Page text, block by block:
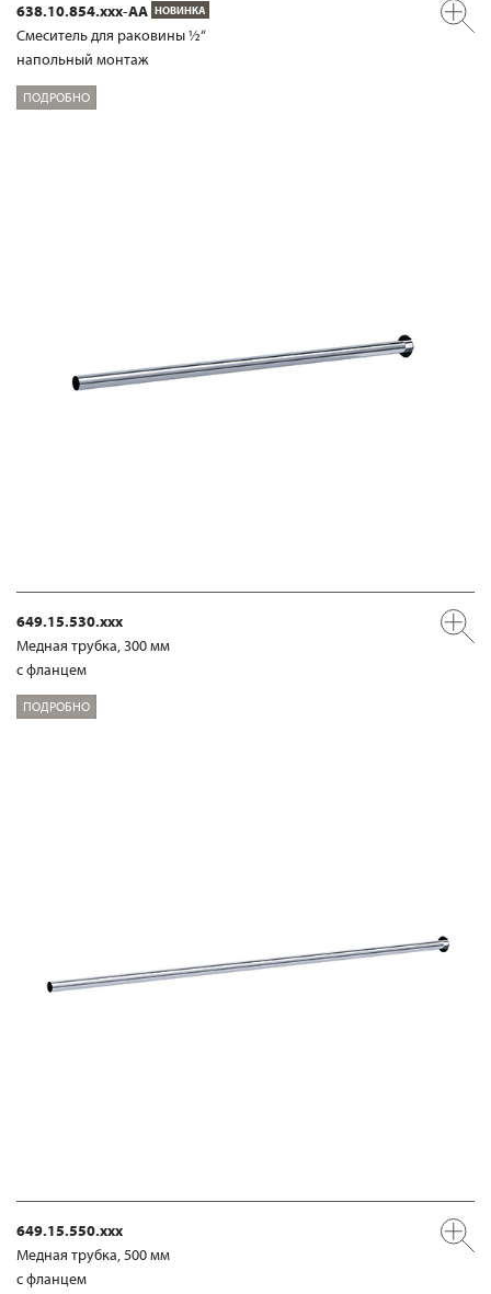
638.10.854.xxx-AA НОВИНКА
Смеситель для раковины ½“
напольный монтаж
ПОДРОБНО
649.15.530.xxx
Медная трубка, 300 мм
с фланцем
ПОДРОБНО
649.15.550.xxx
Медная трубка, 500 мм
с фланцем